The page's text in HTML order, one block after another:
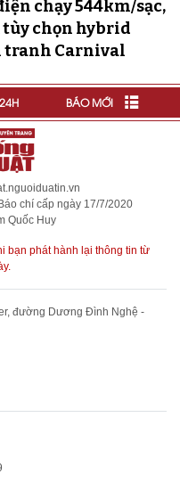
chạy 544km/sạc,
tùy chọn hybrid
tranh Carnival
BÁO MỚI
chí cấp ngày 17/7/2020
Quốc Huy
bạn phát hành lại thông tin từ
đường Dương Đình Nghệ -